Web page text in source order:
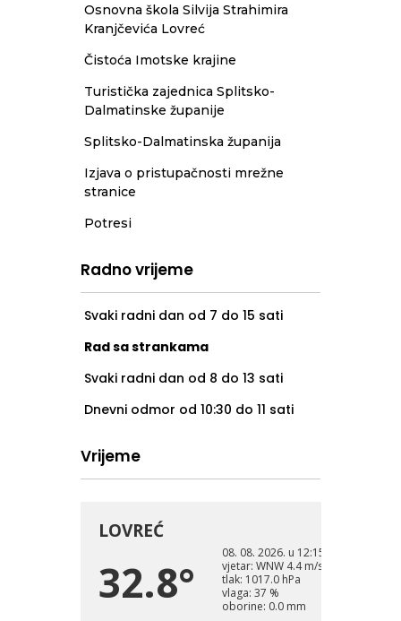
Osnovna škola Silvija Strahimira
Kranjčevića Lovreć
Čistoća Imotske krajine
Turistička zajednica Splitsko-
Dalmatinske županije
Splitsko-Dalmatinska županija
Izjava o pristupačnosti mrežne
stranice
Potresi
Radno vrijeme
Svaki radni dan od 7 do 15 sati
Rad sa strankama
Svaki radni dan od 8 do 13 sati
Dnevni odmor od 10:30 do 11 sati
Vrijeme